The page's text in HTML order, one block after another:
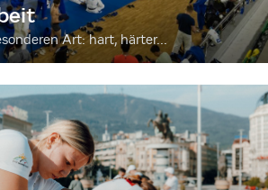
Art: hart, härter...